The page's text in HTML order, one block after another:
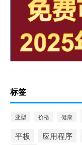
标签
亚型 价格 健康
平板 应用程序